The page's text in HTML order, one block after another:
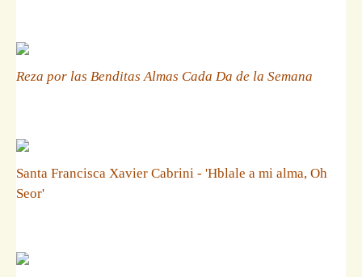
Reza por las Benditas Almas Cada Da de la Semana
Santa Francisca Xavier Cabrini - 'Hblale a mi alma, Oh
Seor'